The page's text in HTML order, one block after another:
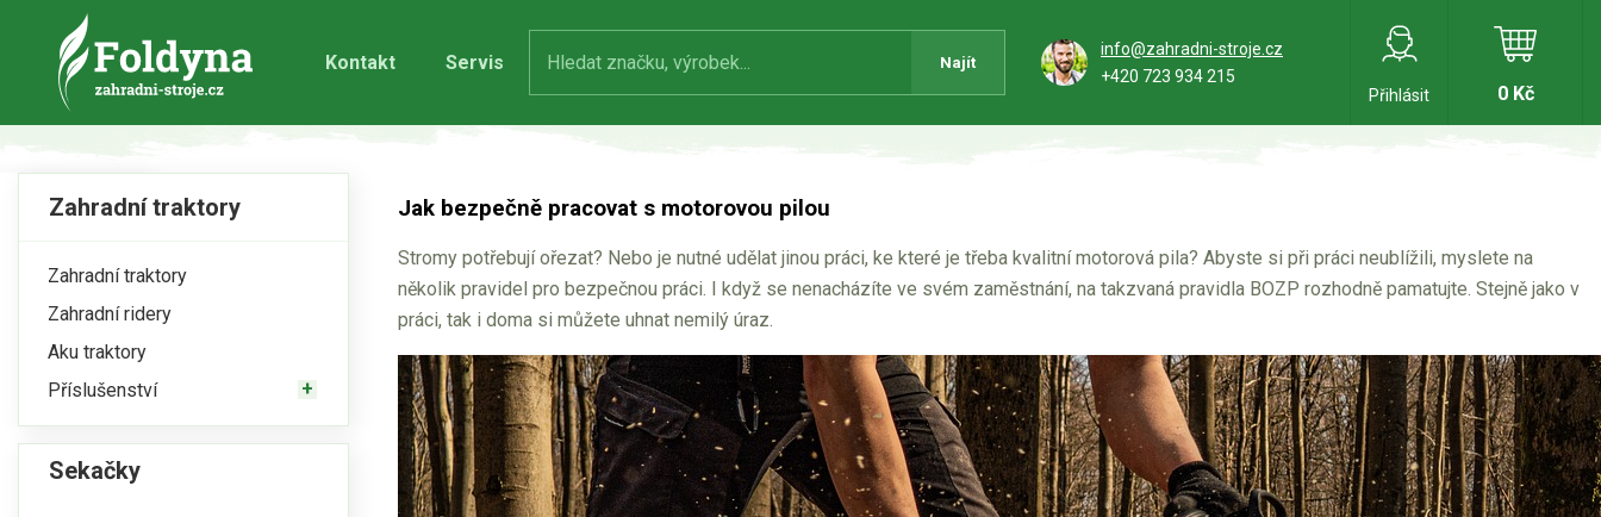
Kontakt Servis Najít
info@zahradni-stroje.cz
+420 723 934 215
Přihlásit
0 Kč
Zahradní traktory
Zahradní traktory
Zahradní ridery
Aku traktory
Příslušenství
Sekačky
Jak bezpečně pracovat s motorovou pilou
Stromy potřebují ořezat? Nebo je nutné udělat jinou práci, ke které je třeba kvalitní motorová pila? Abyste si při práci neublížili, myslete na
několik pravidel pro bezpečnou práci. I když se nenacházíte ve svém zaměstnání, na takzvaná pravidla BOZP rozhodně pamatujte. Stejně jako v
práci, tak i doma si můžete uhnat nemilý úraz.